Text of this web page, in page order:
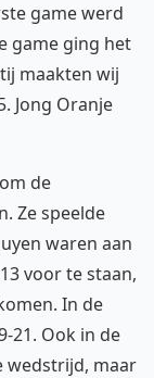
game werd
game ging het
maakten wij
Jong Oranje
de
Ze speelde
waren aan
voor te staan,
In de
21. Ook in de
wedstrijd, maar